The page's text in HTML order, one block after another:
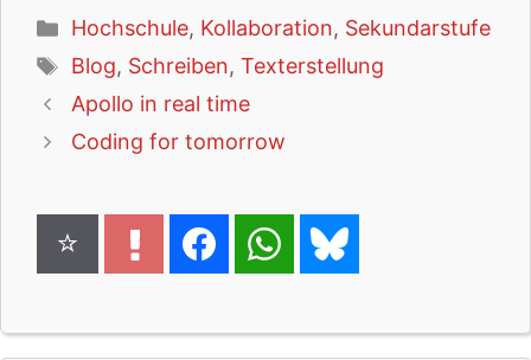
Kategorien
Hochschule, Kollaboration, Sekundarstufe
Schlagwörter
Blog, Schreiben, Texterstellung
Apollo in real time
Coding for tomorrow